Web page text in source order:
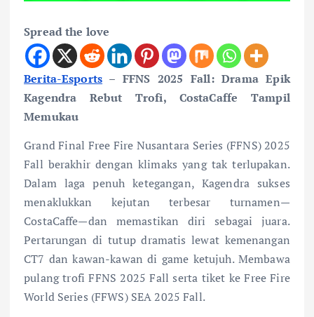
Spread the love
Berita-Esports – FFNS 2025 Fall: Drama Epik
Kagendra Rebut Trofi, CostaCaffe Tampil
Memukau
Grand Final Free Fire Nusantara Series (FFNS) 2025
Fall berakhir dengan klimaks yang tak terlupakan.
Dalam laga penuh ketegangan, Kagendra sukses
menaklukkan kejutan terbesar turnamen—
CostaCaffe—dan memastikan diri sebagai juara.
Pertarungan di tutup dramatis lewat kemenangan
CT7 dan kawan-kawan di game ketujuh. Membawa
pulang trofi FFNS 2025 Fall serta tiket ke Free Fire
World Series (FFWS) SEA 2025 Fall.